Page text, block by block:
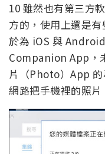
10 雖然也有第三方
方的，使用上還是
於為 iOS 與
Companion App，
片（Photo）App
網路把手機裡的照片